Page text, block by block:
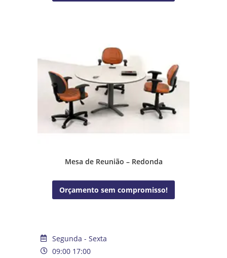
Mesa de Reunião – Redonda
Orçamento sem compromisso!
Segunda - Sexta
09:00 17:00